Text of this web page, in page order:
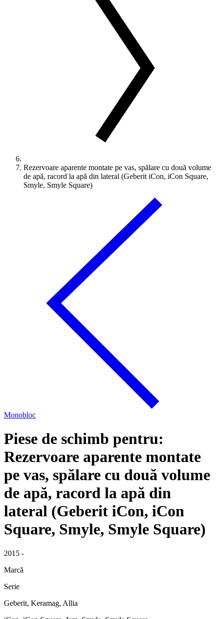
Rezervoare aparente montate pe vas, spălare cu două volume
de apă, racord la apă din lateral (Geberit iCon, iCon Square,
Smyle, Smyle Square)
Monobloc
Piese de schimb pentru:
Rezervoare aparente montate
pe vas, spălare cu două volume
de apă, racord la apă din
lateral (Geberit iCon, iCon
Square, Smyle, Smyle Square)
2015 -
Marcă
Serie
Geberit, Keramag, Allia